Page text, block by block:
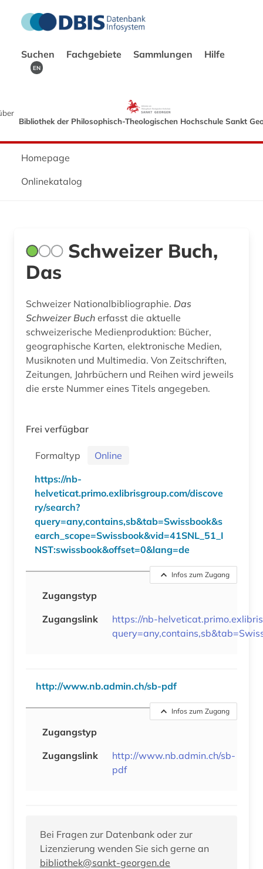
Suchen Fachgebiete Sammlungen Hilfe
EN
Bibliothek der Philosophisch-Theologischen Hochschule Sankt
Homepage
Onlinekatalog
Schweizer Buch,
Das
Schweizer Nationalbibliographie. Das
Schweizer Buch erfasst die aktuelle
schweizerische Medienproduktion: Bücher,
geographische Karten, elektronische Medien,
Musiknoten und Multimedia. Von Zeitschriften,
Zeitungen, Jahrbüchern und Reihen wird jeweils
die erste Nummer eines Titels angegeben.
Frei verfügbar
Formaltyp
Online
https://nb-
helveticat.primo.exlibrisgroup.com/discove
ry/search?
query=any,contains,sb&tab=Swissbook&s
earch_scope=Swissbook&vid=41SNL_51_I
NST:swissbook&offset=0&lang=de
Infos zum Zugang
Zugangstyp
Zugangslink
https://nb-
http://www.nb.admin.ch/sb-pdf
Infos zum Zugang
Zugangstyp
Zugangslink
http://www.nb.admin.ch/sb-
pdf
Bei Fragen zur Datenbank oder zur
Lizenzierung wenden Sie sich gerne an
bibliothek@sankt-georgen.de